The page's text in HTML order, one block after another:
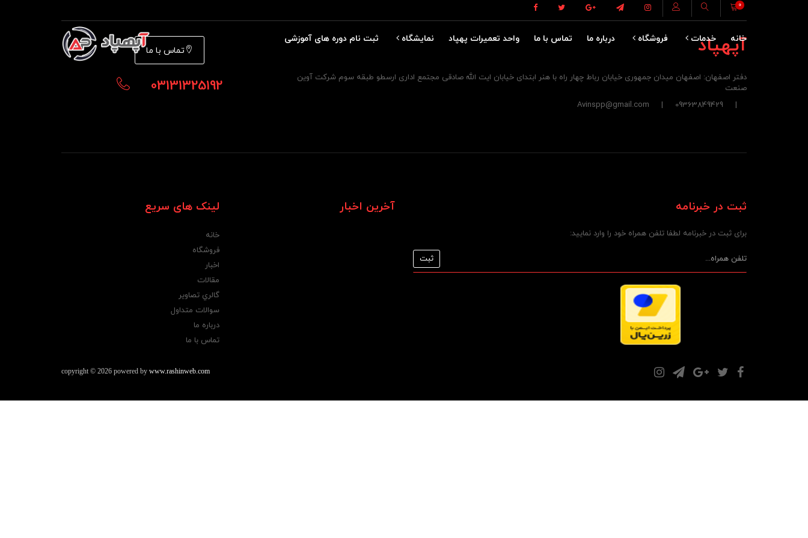
0
خانه خدمات فروشگاه درباره ما تماس با ما واحد تعمیرات پهپاد نمایشگاه ثبت نام دوره های آموزشی آپهپاد
دفتر اصفهان: اصفهان میدان جمهوری خیابان رباط چهار راه با هنر ابتدای خیابان ایت الله صادقی مجتمع اداری ارسطو طبقه سوم شرکت آوین
صنعت
| 09363849429 | Avinspp@gmail.com
تماس با ما
03131325192
لینک های سریع
خانه
فروشگاه
اخبار
مقالات
گالري تصاوير
سوالات متداول
درباره ما
تماس با ما
آخرین اخبار ثبت در خبرنامه
برای ثبت در خبرنامه لطفا تلفن همراه خود را وارد نمایید:
copyright © 2026 powered by www.rashinweb.com